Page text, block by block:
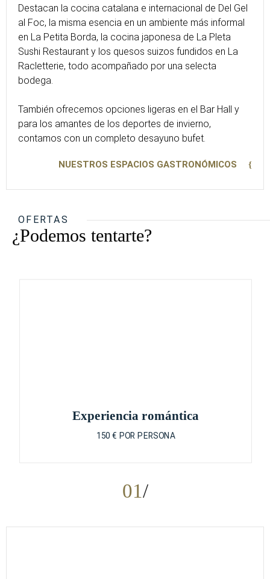
Destacan la cocina catalana e internacional de Del Gel
al Foc, la misma esencia en un ambiente más informal
en La Petita Borda, la cocina japonesa de La Pleta
Sushi Restaurant y los quesos suizos fundidos en La
Racletterie, todo acompañado por una selecta
bodega.
También ofrecemos opciones ligeras en el Bar Hall y
para los amantes de los deportes de invierno,
contamos con un completo desayuno bufet.
NUESTROS ESPACIOS GASTRONÓMICOS
OFERTAS
¿Podemos tentarte?
01
Experiencia romántica
150 € POR PERSONA